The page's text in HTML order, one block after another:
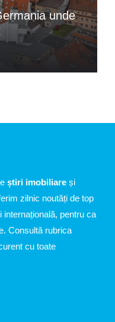
unde
știri imobiliare și
zilnic noutăți de top
internațională, pentru ca
Consultă rubrica
cu toate